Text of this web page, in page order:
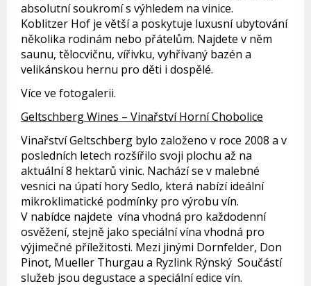
absolutní soukromí s výhledem na vinice.
Koblitzer Hof je větší a poskytuje luxusní ubytování
několika rodinám nebo přátelům. Najdete v něm
saunu, tělocvičnu, vířivku, vyhřívaný bazén a
velikánskou hernu pro děti i dospělé.
Více ve fotogalerii.
Geltschberg Wines – Vinařství Horní Chobolice
Vinařství Geltschberg bylo založeno v roce 2008 a v
posledních letech rozšířilo svoji plochu až na
aktuální 8 hektarů vinic. Nachází se v malebné
vesnici na úpatí hory Sedlo, která nabízí ideální
mikroklimatické podmínky pro výrobu vín.
V nabídce najdete vína vhodná pro každodenní
osvěžení, stejně jako speciální vína vhodná pro
výjimečné příležitosti. Mezi jinými Dornfelder, Don
Pinot, Mueller Thurgau a Ryzlink Rýnský Součástí
služeb jsou degustace a speciální edice vín.